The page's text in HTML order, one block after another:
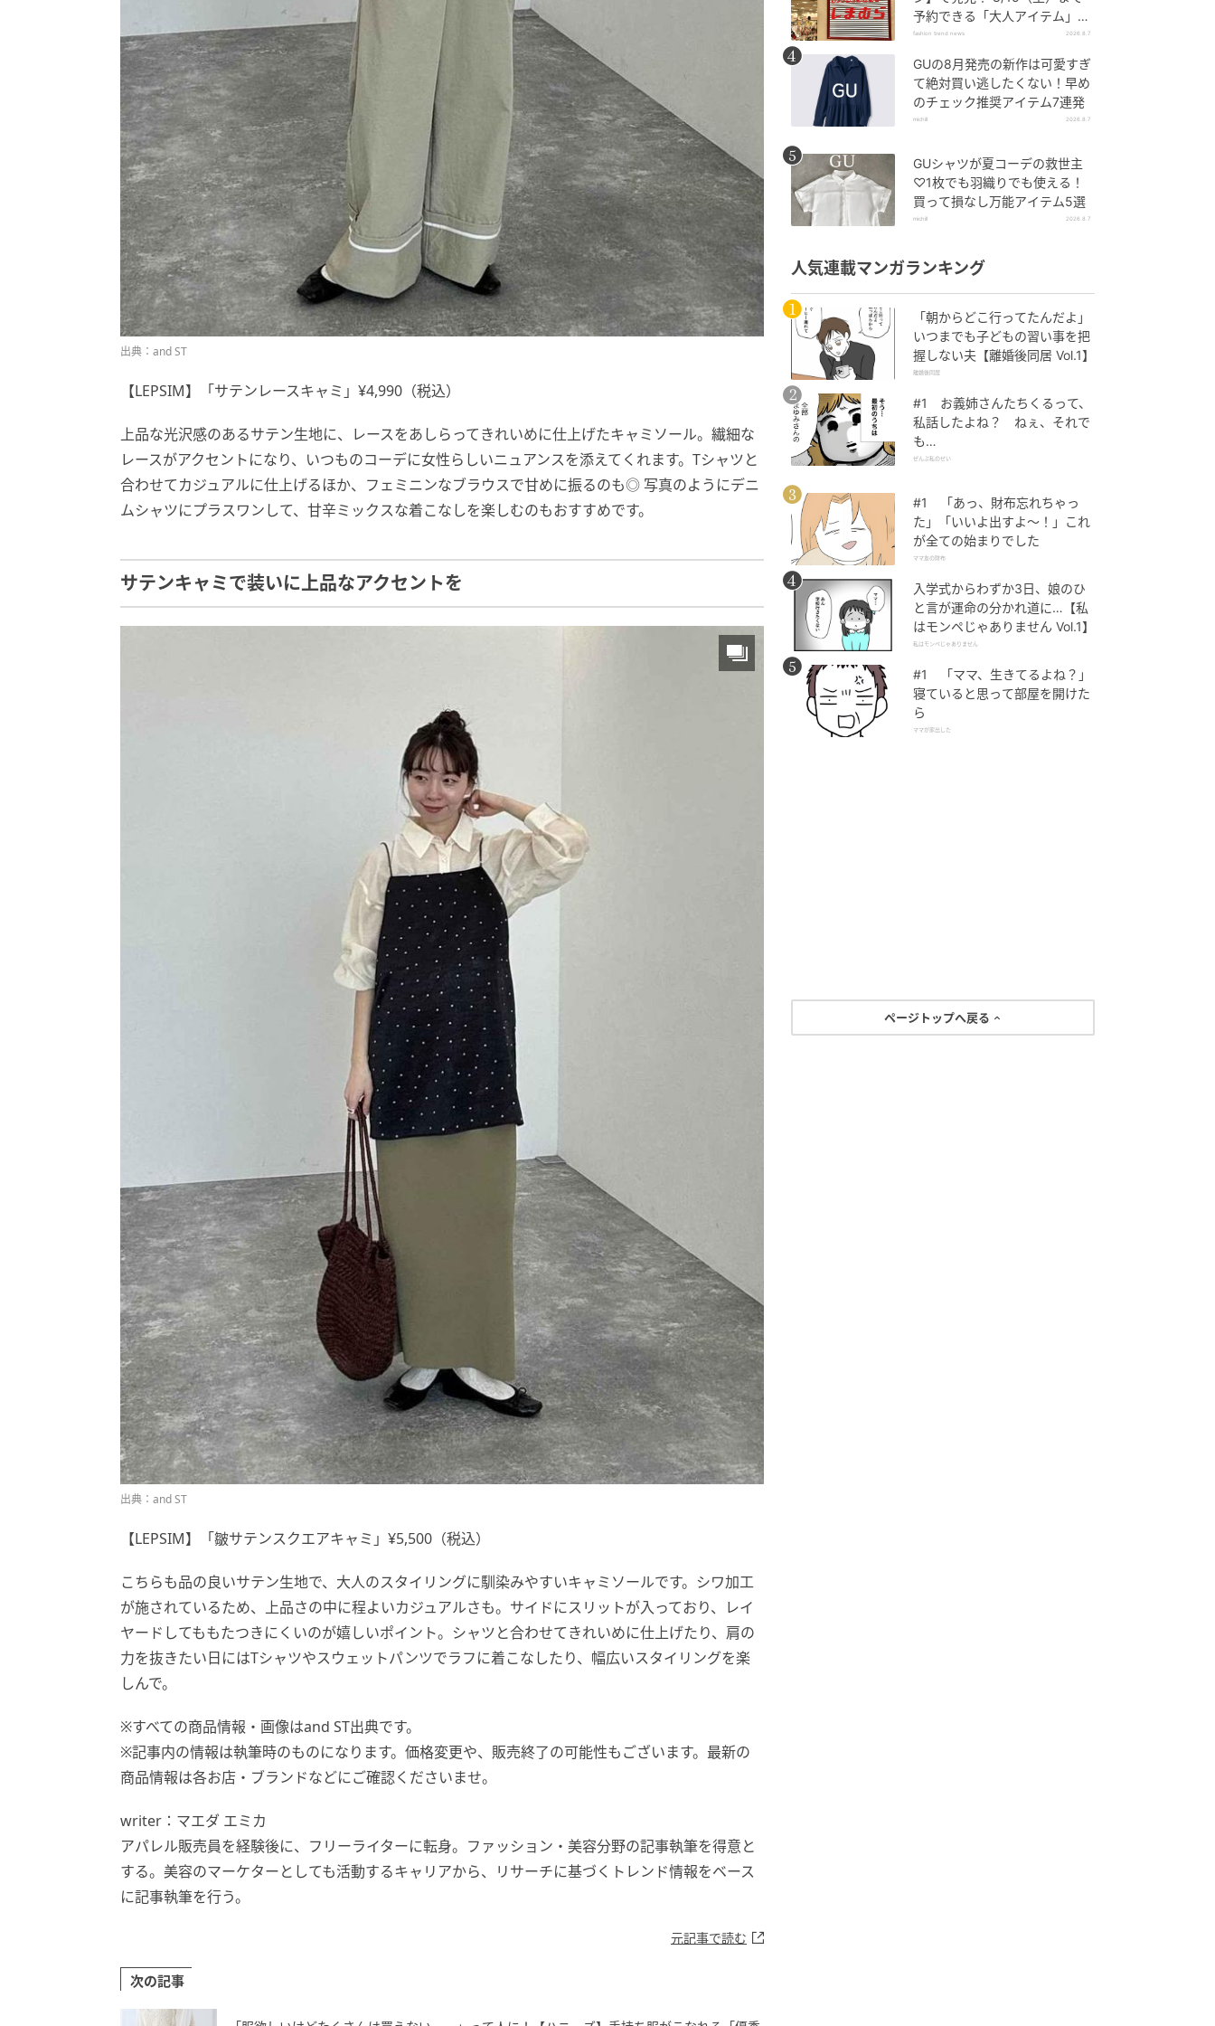
出典：and ST
【LEPSIM】「サテンレースキャミ」¥4,990（税込）
上品な光沢感のあるサテン生地に、レースをあしらってきれいめに仕上げたキャミソール。繊細な
レースがアクセントになり、いつものコーデに女性らしいニュアンスを添えてくれます。Tシャツと
合わせてカジュアルに仕上げるほか、フェミニンなブラウスで甘めに振るのも◎ 写真のようにデニ
ムシャツにプラスワンして、甘辛ミックスな着こなしを楽しむのもおすすめです。
サテンキャミで装いに上品なアクセントを
出典：and ST
【LEPSIM】「皺サテンスクエアキャミ」¥5,500（税込）
こちらも品の良いサテン生地で、大人のスタイリングに馴染みやすいキャミソールです。シワ加工
が施されているため、上品さの中に程よいカジュアルさも。サイドにスリットが入っており、レイ
ヤードしてももたつきにくいのが嬉しいポイント。シャツと合わせてきれいめに仕上げたり、肩の
力を抜きたい日にはTシャツやスウェットパンツでラフに着こなしたり、幅広いスタイリングを楽
しんで。
※すべての商品情報・画像はand ST出典です。
※記事内の情報は執筆時のものになります。価格変更や、販売終了の可能性もございます。最新の
商品情報は各お店・ブランドなどにご確認くださいませ。
writer：マエダ エミカ
アパレル販売員を経験後に、フリーライターに転身。ファッション・美容分野の記事執筆を得意と
する。美容のマーケターとしても活動するキャリアから、リサーチに基づくトレンド情報をベース
に記事執筆を行う。
元記事で読む
次の記事
予約できる「大人アイテム」っ
て？
fashion trend news 2026.8.7
GUの8月発売の新作は可愛すぎ
て絶対買い逃したくない！早め
のチェック推奨アイテム7連発
michill 2026.8.7
GUシャツが夏コーデの救世主
♡1枚でも羽織りでも使える！
買って損なし万能アイテム5選
michill 2026.8.7
人気連載マンガランキング
「朝からどこ行ってたんだよ」
いつまでも子どもの習い事を把
握しない夫【離婚後同居 Vol.1】
離婚後同居
#1 お義姉さんたちくるって、
私話したよね？ ねぇ、それで
も…
ぜんぶ私のせい
#1 「あっ、財布忘れちゃっ
た」「いいよ出すよ〜！」これ
が全ての始まりでした
ママ友の財布
入学式からわずか3日、娘のひ
と言が運命の分かれ道に…【私
はモンペじゃありません Vol.1】
私はモンペじゃありません
#1 「ママ、生きてるよね？」
寝ていると思って部屋を開けた
ら
ママが家出した
ページトップへ戻る